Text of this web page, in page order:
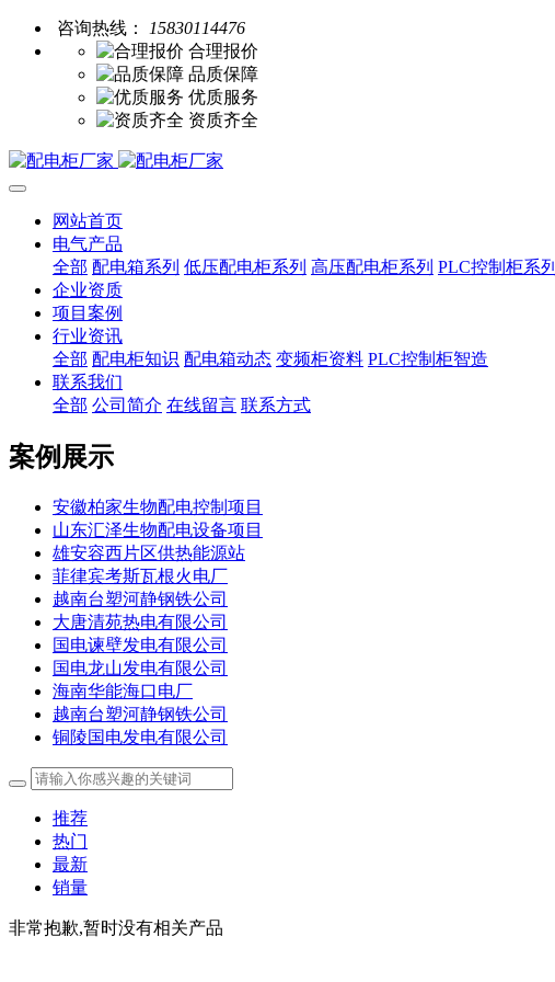
咨询热线：
15830114476
合理报价
品质保障
优质服务
资质齐全
网站首页
电气产品
全部 配电箱系列 低压配电柜系列 高压配电柜系列 PLC控制柜系列
企业资质
项目案例
行业资讯
全部 配电柜知识 配电箱动态 变频柜资料 PLC控制柜智造
联系我们
全部 公司简介 在线留言 联系方式
案例展示
安徽柏家生物配电控制项目
山东汇泽生物配电设备项目
雄安容西片区供热能源站
菲律宾考斯瓦根火电厂
越南台塑河静钢铁公司
大唐清苑热电有限公司
国电谏壁发电有限公司
国电龙山发电有限公司
海南华能海口电厂
越南台塑河静钢铁公司
铜陵国电发电有限公司
推荐
热门
最新
销量
非常抱歉,暂时没有相关产品